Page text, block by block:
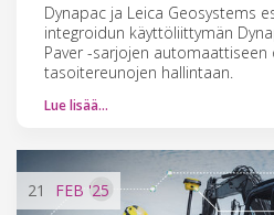
Dynapac ja Leica Geosystems
integroidun käyttöliittymän
Paver -sarjojen automaattiseen
tasoitereunojen hallintaan.
Lue lisää…
21 FEB '25